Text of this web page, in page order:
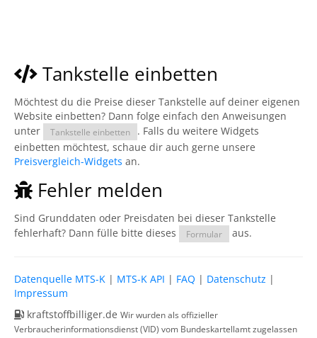
Tankstelle einbetten
Möchtest du die Preise dieser Tankstelle auf deiner eigenen
Website einbetten? Dann folge einfach den Anweisungen
unter
Tankstelle einbetten
. Falls du weitere Widgets
einbetten möchtest, schaue dir auch gerne unsere
Preisvergleich-Widgets an.
Fehler melden
Sind Grunddaten oder Preisdaten bei dieser Tankstelle
fehlerhaft? Dann fülle bitte dieses
Formular aus.
Datenquelle MTS-K | MTS-K API | FAQ | Datenschutz |
Impressum
kraftstoffbilliger.de Wir wurden als offizieller
Verbraucherinformationsdienst (VID) vom Bundeskartellamt zugelassen